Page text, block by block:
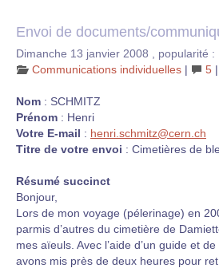
Envoi de documents/
Dimanche 13 janvier 2008
popularité :
Communications individuelles | 5 |
Nom : SCHMITZ
Prénom : Henri
Votre E-mail : henri.schmitz@cern.ch
Titre de votre envoi : Cimetières de
Résumé succinct
Bonjour,
Lors de mon voyage (pélerinage) en
parmis d’autres du cimetière de
mes aïeuls. Avec l’aide d’un guide et
avons mis près de deux heures pour